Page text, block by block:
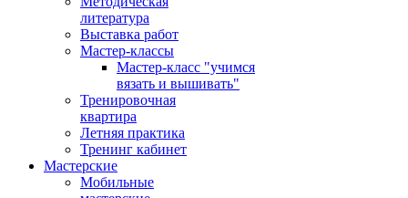
литература
Выставка работ
Мастер-классы
Мастер-класс "учимся
вязать и вышивать"
Тренировочная
квартира
Летняя практика
Тренинг кабинет
Мастерские
Мобильные